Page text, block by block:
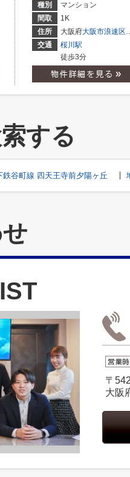
２丁目
種別
マンション
間取
1K
住所
大阪府大阪市浪速区
交通
桜川駅
徒歩3分
する
鉄谷町線 四天王寺前夕陽ヶ丘
〒
大阪